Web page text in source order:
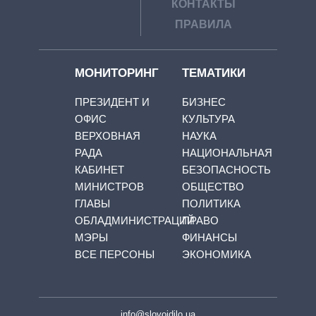
КОНТАКТЫ
ПРАВИЛА
МОНИТОРИНГ
ПРЕЗИДЕНТ И
ОФИС
ВЕРХОВНАЯ
РАДА
КАБИНЕТ
МИНИСТРОВ
ГЛАВЫ
ОБЛАДМИНИСТРАЦИЙ
МЭРЫ
ВСЕ ПЕРСОНЫ
ТЕМАТИКИ
БИЗНЕС
КУЛЬТУРА
НАУКА
НАЦИОНАЛЬНАЯ
БЕЗОПАСНОСТЬ
ОБЩЕСТВО
ПОЛИТИКА
ПРАВО
ФИНАНСЫ
ЭКОНОМИКА